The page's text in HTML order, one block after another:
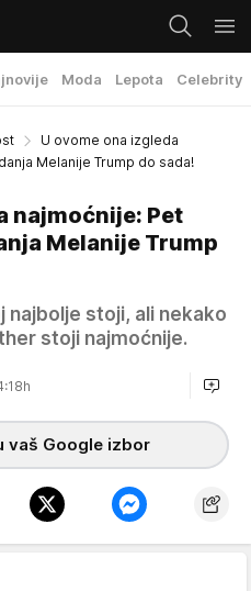
Moda Lepota Celebrity
U ovome ona izgleda
Melanije Trump do sada!
najmoćnije: Pet
Melanije Trump
najbolje stoji, ali nekako
stoji najmoćnije.
vaš Google izbor